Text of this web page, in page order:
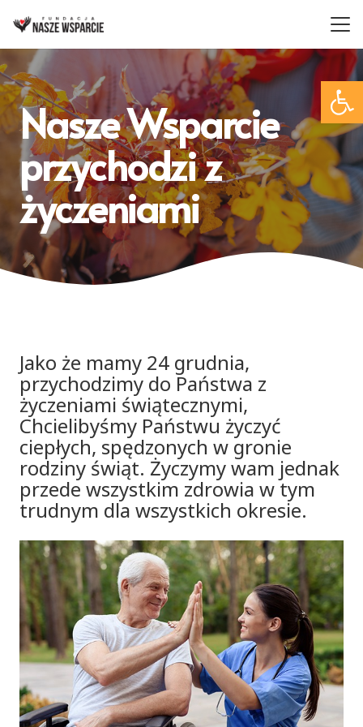
Nasze Wsparcie
przychodzi z
życzeniami
Jako że mamy 24 grudnia,
przychodzimy do Państwa z
życzeniami świątecznymi,
Chcielibyśmy Państwu życzyć
ciepłych, spędzonych w gronie
rodziny świąt. Życzymy wam jednak
przede wszystkim zdrowia w tym
trudnym dla wszystkich okresie.